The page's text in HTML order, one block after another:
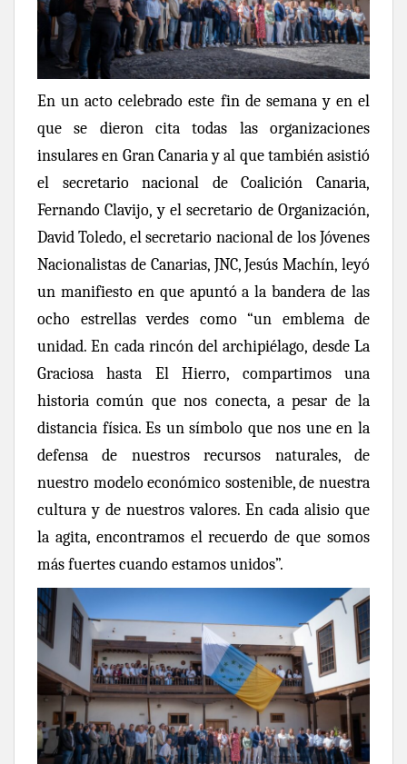
En un acto celebrado este fin de semana y en el
que se dieron cita todas las organizaciones
insulares en Gran Canaria y al que también asistió
el secretario nacional de Coalición Canaria,
Fernando Clavijo, y el secretario de Organización,
David Toledo, el secretario nacional de los Jóvenes
Nacionalistas de Canarias, JNC, Jesús Machín, leyó
un manifiesto en que apuntó a la bandera de las
ocho estrellas verdes como “un emblema de
unidad.En cada rincón del archipiélago, desde La
Graciosa hasta El Hierro, compartimos una
historia común que nos conecta, a pesar de la
distancia física. Es un símbolo que nos une en la
defensa de nuestros recursos naturales, de
nuestro modelo económico sostenible, de nuestra
cultura y de nuestros valores. En cada alisio que
la agita, encontramos el recuerdo de que somos
más fuertes cuando estamos unidos”.